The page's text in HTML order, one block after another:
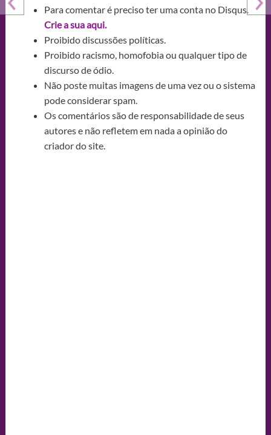
Para comentar é preciso ter uma conta no Disqus.
Crie a sua aqui.
Proibido discussões políticas.
Proibido racismo, homofobia ou qualquer tipo de
discurso de ódio.
Não poste muitas imagens de uma vez ou o sistema
pode considerar spam.
Os comentários são de responsabilidade de seus
autores e não refletem em nada a opinião do
criador do site.